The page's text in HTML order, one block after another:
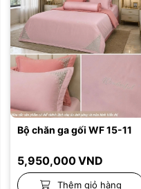
Bộ chăn ga gối WF 15-11
5,950,000VND
Thêm giỏ hàng